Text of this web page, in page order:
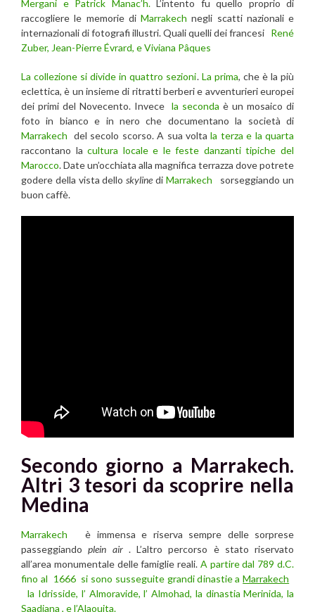
Mergani e Patrick Manac’h.L’intento fu quello proprio di
raccogliere le memorie di Marrakech negli scatti nazionali e
internazionali di fotografi illustri. Quali quelli dei francesi René
Zuber, Jean-Pierre Évrard, e Viviana Pâques
La collezione si divide in quattro sezioni. La prima, che è la più
eclettica, è un insieme di ritratti berberi e avventurieri europei
dei primi del Novecento. Invece la seconda è un mosaico di
foto in bianco e in nero che documentano la società di
Marrakech del secolo scorso. A sua voltala terza e la quarta
raccontano lacultura locale e le feste danzanti tipiche del
Marocco. Date un’occhiata alla magnifica terrazza dove potrete
godere della vista delloskyline di Marrakech sorseggiando un
buon caffè.
Secondo giorno a Marrakech.
Altri 3 tesori da scoprire nella
Medina
Marrakech è immensa e riserva sempre delle sorprese
passeggiandoplein air. L’altro percorso è stato riservato
all’area monumentale delle famiglie reali. A partire dal 789 d.C.
fino al 1666 si sono susseguite grandi dinastie aMarrakech
la Idrisside, l’ Almoravide, l’ Almohad, la dinastia Merinida, la
Saadiana , e l’Alaouita.